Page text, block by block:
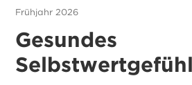
Frühjahr 2026
Gesundes
Selbstwertgefühl